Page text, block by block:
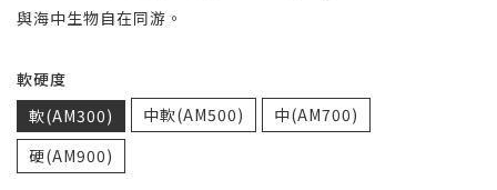
與海中生物自在同游。
軟硬度
軟(AM300)
中軟(AM500)
中(AM700)
硬(AM900)